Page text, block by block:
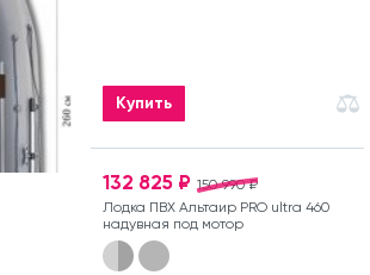
Купить
150 990 ₽
132 825 ₽
Лодка ПВХ Альтаир PRO ultra 460
надувная под мотор